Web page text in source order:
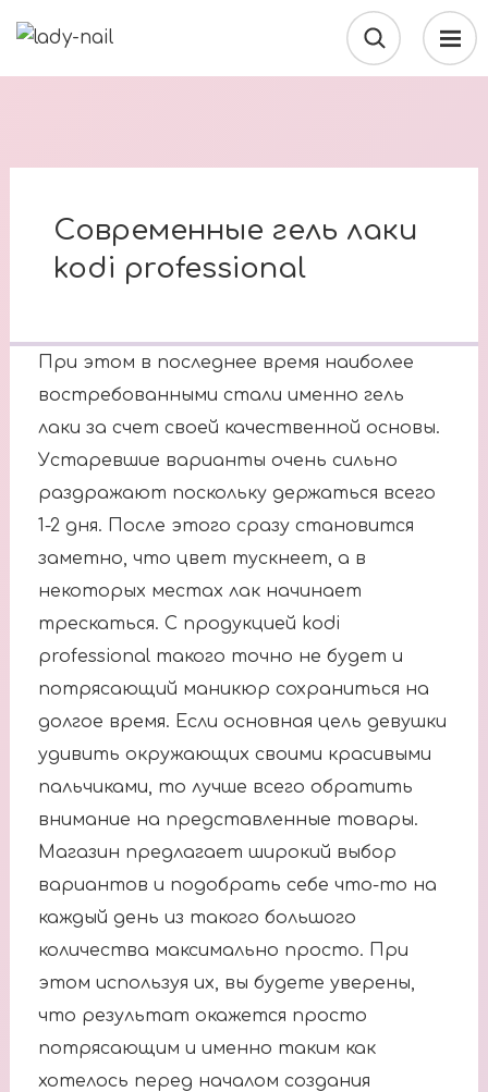
Современные гель лаки
kodi professional
При этом в последнее время наиболее
востребованными стали именно гель
лаки за счет своей качественной основы.
Устаревшие варианты очень сильно
раздражают поскольку держаться всего
1-2 дня. После этого сразу становится
заметно, что цвет тускнеет, а в
некоторых местах лак начинает
трескаться. С продукцией kodi
professional такого точно не будет и
потрясающий маникюр сохраниться на
долгое время. Если основная цель девушки
удивить окружающих своими красивыми
пальчиками, то лучше всего обратить
внимание на представленные товары.
Магазин предлагает широкий выбор
вариантов и подобрать себе что-то на
каждый день из такого большого
количества максимально просто. При
этом используя их, вы будете уверены,
что результат окажется просто
потрясающим и именно таким как
хотелось перед началом создания